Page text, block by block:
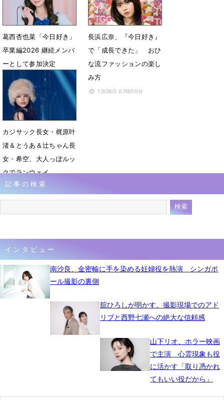
葛西杏也菜「今日好き」
卒業編2026 継続メンバ
ーとして参加決定
2月10日 09時00分
長浜広奈、『今日好き』
で「成長できた」 おひ
な流ファッションの楽し
み方
1月26日 07時00分
カジサック長女・梶原叶
渚＆とうあ＆辻ちゃん長
女・希空、大人っぽルッ
クでランウェイ
1月11日 13時54分
記事の検索
インタビュー
南沙良、金密輸に手を染める妊婦役を熱演 シンガポ
ール撮影の裏側
舘ひろしが明かす、撮影現場でのアド
リブと西野七瀬への絶大な信頼感
山下リオ、ホラー映画
で主演 心霊現象も役
に活かす「取り憑かれ
てもいい役だから」